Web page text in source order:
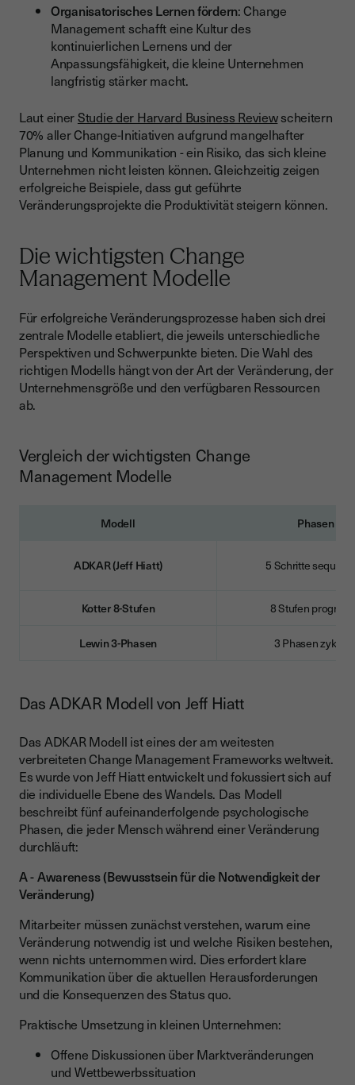
Organisatorisches Lernen fördern: Change
Management schafft eine Kultur des
kontinuierlichen Lernens und der
Anpassungsfähigkeit, die kleine Unternehmen
langfristig stärker macht.
Laut einerStudie der Harvard Business Reviewscheitern
70% aller Change-Initiativen aufgrund mangelhafter
Planung und Kommunikation - ein Risiko, das sich kleine
Unternehmen nicht leisten können. Gleichzeitig zeigen
erfolgreiche Beispiele, dass gut geführte
Veränderungsprojekte die Produktivität steigern können.
Die wichtigsten Change
Management Modelle
Für erfolgreiche Veränderungsprozesse haben sich drei
zentrale Modelle etabliert, die jeweils unterschiedliche
Perspektiven und Schwerpunkte bieten. Die Wahl des
richtigen Modells hängt von der Art der Veränderung, der
Unternehmensgröße und den verfügbaren Ressourcen
ab.
Vergleich der wichtigsten Change
Management Modelle
Modell Phasen
ADKAR (Jeff Hiatt) 5 Schritte
Kotter 8-Stufen 8 Stufen
Lewin 3-Phasen 3 Phasen
Das ADKAR Modell von Jeff Hiatt
Das ADKAR Modell ist eines der am weitesten
verbreiteten Change Management Frameworks weltweit.
Es wurde von Jeff Hiatt entwickelt und fokussiert sich auf
die individuelle Ebene des Wandels. Das Modell
beschreibt fünf aufeinanderfolgende psychologische
Phasen, die jeder Mensch während einer Veränderung
durchläuft:
A - Awareness (Bewusstsein für die Notwendigkeit der
Veränderung)
Mitarbeiter müssen zunächst verstehen, warum eine
Veränderung notwendig ist und welche Risiken bestehen,
wenn nichts unternommen wird. Dies erfordert klare
Kommunikation über die aktuellen Herausforderungen
und die Konsequenzen des Status quo.
Praktische Umsetzung in kleinen Unternehmen:
Offene Diskussionen über Marktveränderungen
und Wettbewerbssituation